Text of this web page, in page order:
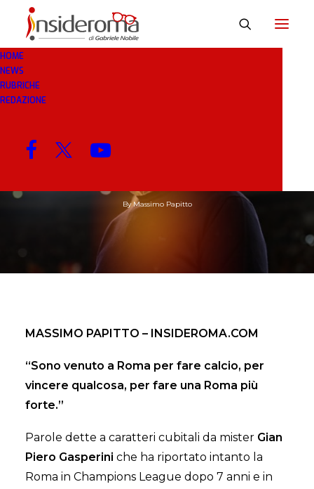
HOME
NEWS
RUBRICHE
REDAZIONE
Mister Garanzia
ByMassimo Papitto
MASSIMO PAPITTO – INSIDEROMA.COM
“Sono venuto a Roma per fare calcio, per
vincere qualcosa, per fare una Roma più
forte.”
Parole dette a caratteri cubitali da mister Gian
Piero Gasperini che ha riportato intanto la
Roma in Champions League dopo 7 anni e in